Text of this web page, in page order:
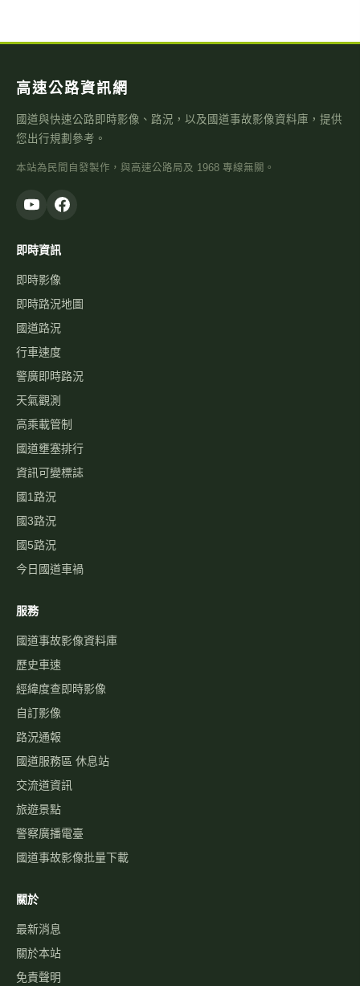
高速公路資訊網
國道與快速公路即時影像、路況，以及國道事故影像資料庫，提供
您出行規劃參考。
本站為民間自發製作，與高速公路局及 1968 專線無關。
即時資訊
即時影像
即時路況地圖
國道路況
行車速度
警廣即時路況
天氣觀測
高乘載管制
國道壅塞排行
資訊可變標誌
國1路況
國3路況
國5路況
今日國道車禍
服務
國道事故影像資料庫
歷史車速
經緯度查即時影像
自訂影像
路況通報
國道服務區 休息站
交流道資訊
旅遊景點
警察廣播電臺
國道事故影像批量下載
關於
最新消息
關於本站
免責聲明